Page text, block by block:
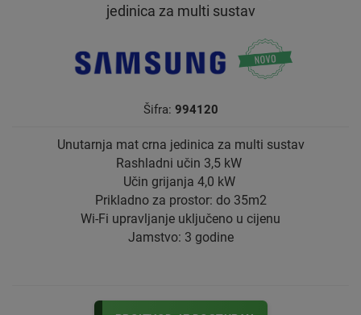
jedinica za multi sustav
Šifra: 994120
Unutarnja mat crna jedinica za multi sustav
Rashladni učin 3,5 kW
Učin grijanja 4,0 kW
Prikladno za prostor: do 35m2
Wi-Fi upravljanje uključeno u cijenu
Jamstvo: 3 godine